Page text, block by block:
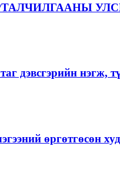
дэвсгэрийн нэгж,
өргөтгөсөн